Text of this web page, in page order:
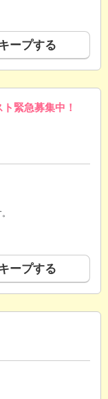
ープする
緊急募集中！
ープする